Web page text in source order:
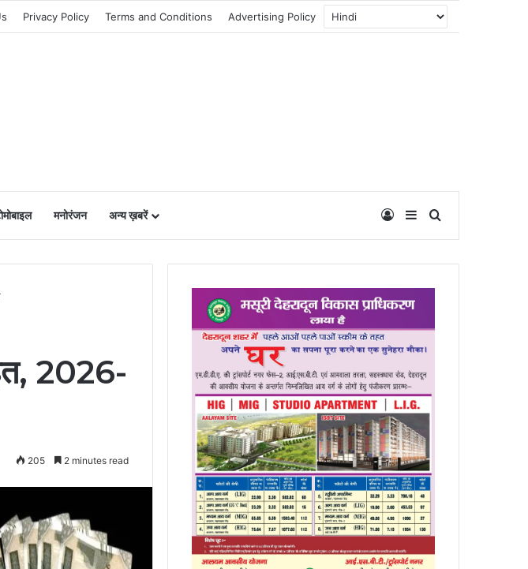
Privacy Policy Terms and Conditions Advertising Policy
मनोरंजन अन्य ख़बरें Log InSidebar
2026-
205 2 minutes read